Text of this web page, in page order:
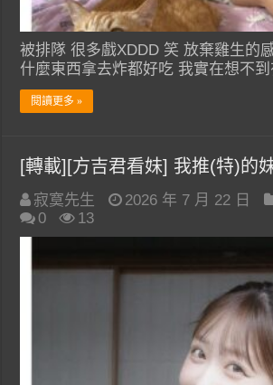
被排隊 很多戲XDDD 笑 放棄雞生的
什麼東西拿去炸都好吃 我實在想不
閱讀更多 »
[轉載][方吉君看妹] 我推(特)的
寂寞先生 2026 年 7 月 22 日
0
13